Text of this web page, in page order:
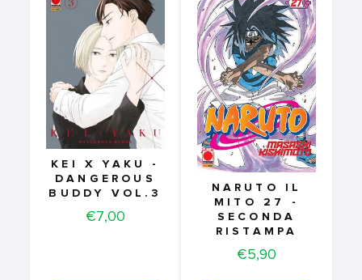
KEI X YAKU -
DANGEROUS
BUDDY VOL.3
Price
€7,00
NARUTO IL
MITO 27 -
SECONDA
RISTAMPA
Price
€5,90